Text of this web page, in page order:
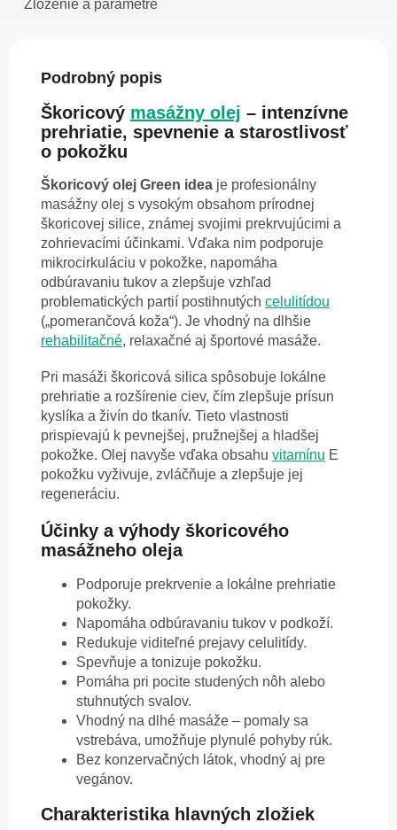
Zloženie a parametre
Podrobný popis
Škoricový masážny olej – intenzívne
prehriatie, spevnenie a starostlivosť
o pokožku
Škoricový olej Green idea je profesionálny
masážny olej s vysokým obsahom prírodnej
škoricovej silice, známej svojimi prekrvujúcimi a
zohrievacími účinkami. Vďaka nim podporuje
mikrocirkuláciu v pokožke, napomáha
odbúravaniu tukov a zlepšuje vzhľad
problematických partií postihnutých celulitídou
(„pomerančová koža“). Je vhodný na dlhšie
rehabilitačné, relaxačné aj športové masáže.
Pri masáži škoricová silica spôsobuje lokálne
prehriatie a rozšírenie ciev, čím zlepšuje prísun
kyslíka a živín do tkanív. Tieto vlastnosti
prispievajú k pevnejšej, pružnejšej a hladšej
pokožke. Olej navyše vďaka obsahu vitamínu E
pokožku vyživuje, zvláčňuje a zlepšuje jej
regeneráciu.
Účinky a výhody škoricového
masážneho oleja
Podporuje prekrvenie a lokálne prehriatie
pokožky.
Napomáha odbúravaniu tukov v podkoží.
Redukuje viditeľné prejavy celulitídy.
Spevňuje a tonizuje pokožku.
Pomáha pri pocite studených nôh alebo
stuhnutých svalov.
Vhodný na dlhé masáže – pomaly sa
vstrebáva, umožňuje plynulé pohyby rúk.
Bez konzervačných látok, vhodný aj pre
vegánov.
Charakteristika hlavných zložiek